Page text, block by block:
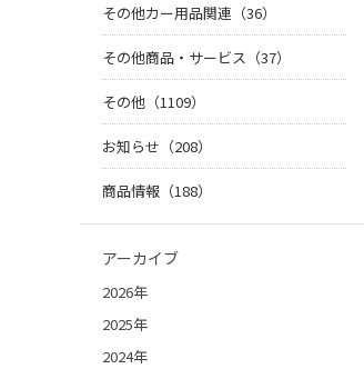
その他カー用品関連（36）
その他商品・サービス（37）
その他（1109）
お知らせ（208）
商品情報（188）
アーカイブ
2026年
2025年
2024年